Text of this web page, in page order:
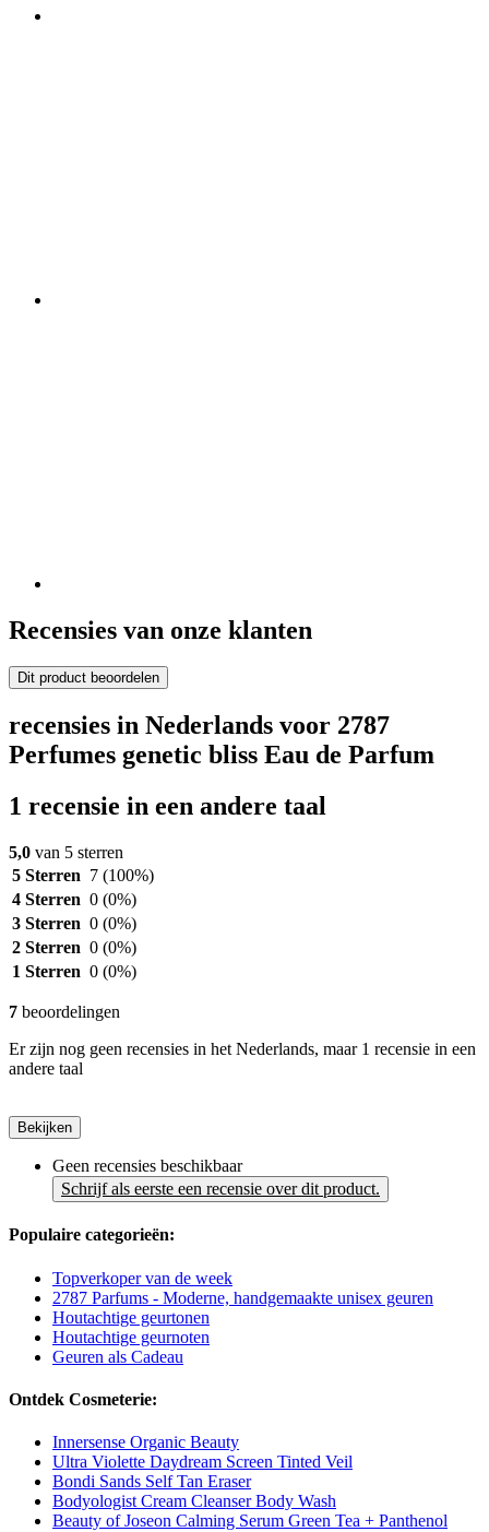
Recensies van onze klanten
Dit product beoordelen
recensies in Nederlands voor 2787
Perfumes genetic bliss Eau de Parfum
1 recensie in een andere taal
5,0 van 5 sterren
5 Sterren 7 (100%)
4 Sterren 0 (0%)
3 Sterren 0 (0%)
2 Sterren 0 (0%)
1 Sterren 0 (0%)
7 beoordelingen
Er zijn nog geen recensies in het Nederlands, maar 1 recensie in een
andere taal
Bekijken
Geen recensies beschikbaar
Schrijf als eerste een recensie over dit product.
Populaire categorieën:
Topverkoper van de week
2787 Parfums - Moderne, handgemaakte unisex geuren
Houtachtige geurtonen
Houtachtige geurnoten
Geuren als Cadeau
Ontdek Cosmeterie:
Innersense Organic Beauty
Ultra Violette Daydream Screen Tinted Veil
Bondi Sands Self Tan Eraser
Bodyologist Cream Cleanser Body Wash
Beauty of Joseon Calming Serum Green Tea + Panthenol